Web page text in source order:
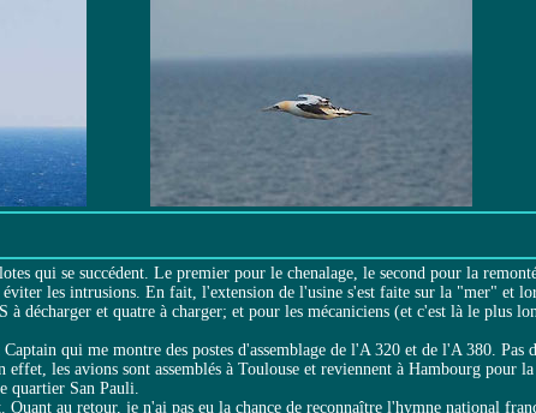
qui se succédent. Le premier pour le chenalage, le second pour la
les intrusions. En fait, l'extension de l'usine s'est faite sur la "mer" et
à décharger et quatre à charger; et pour les mécaniciens (et c'est là le plus
qui me montre des postes d'assemblage de l'A 320 et de l'A 380. Pas
les avions sont assemblés à Toulouse et reviennent à Hambourg pour
quartier San Pauli.
Quant au retour, je n'ai pas eu la chance de reconnaître l'hymne national